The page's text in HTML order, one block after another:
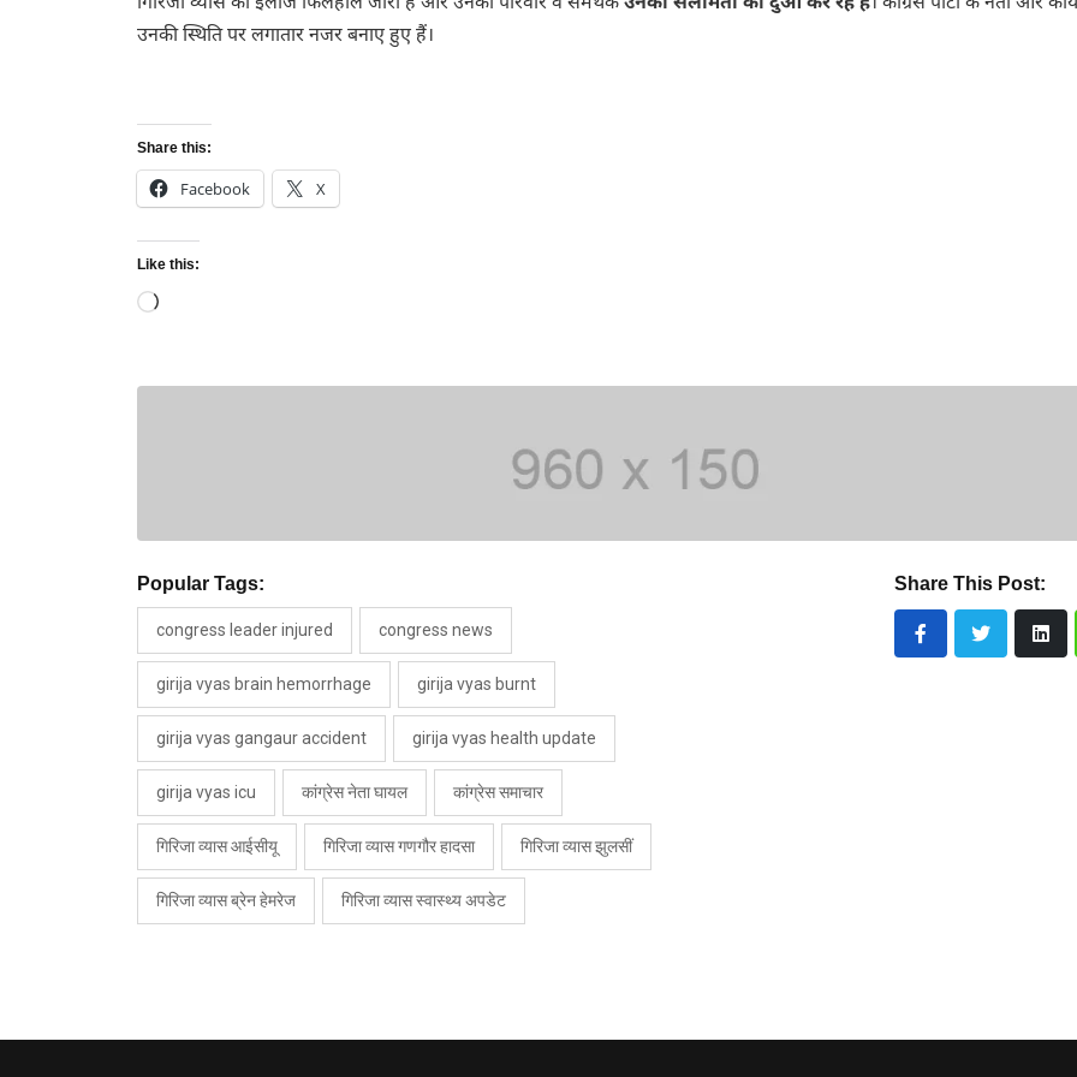
उनकी स्थिति पर लगातार नजर बनाए हुए हैं।
Share this:
Facebook X
Like this:
Loading…
Popular Tags:
congress leader injured congress news
girija vyas brain hemorrhage girija vyas burnt
girija vyas gangaur accident girija vyas health update
girija vyas icu कांग्रेस नेता घायल कांग्रेस समाचार
गिरिजा व्यास आईसीयू गिरिजा व्यास गणगौर हादसा गिरिजा व्यास झुलसीं
गिरिजा व्यास ब्रेन हेमरेज गिरिजा व्यास स्वास्थ्य अपडेट
Share This Post: